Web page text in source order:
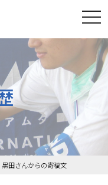
田さんからの寄稿文